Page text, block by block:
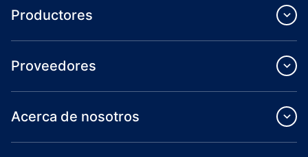
Productores
Proveedores
Acerca de nosotros